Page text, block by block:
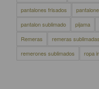
pantalones frisados
pantalon sublimado
pijama
Remeras
remeras sublimadas
remerones sublimados
ropa